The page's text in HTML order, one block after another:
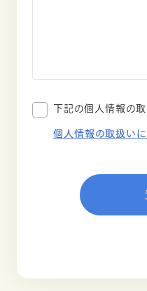
下記の個人情報の取
個人情報の取扱い